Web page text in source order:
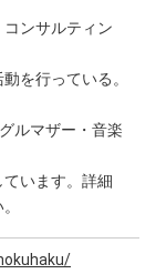
ンサルティン
を行っている。
ルマザー・音楽
います。詳細